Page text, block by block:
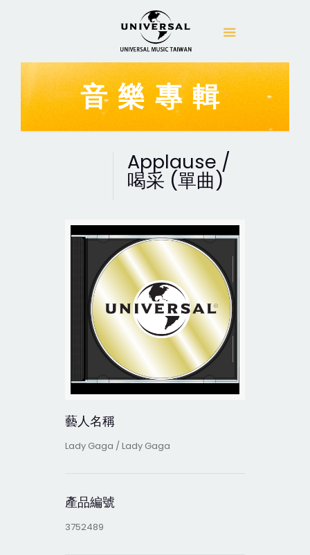
音樂專輯
Applause /
喝采 (單曲)
藝人名稱
Lady Gaga / Lady Gaga
產品編號
3752489